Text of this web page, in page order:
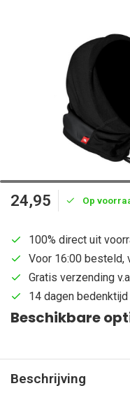
24,95 Op
100% direct uit
Voor 16:00 besteld,
Gratis verzending
14 dagen bedenktijd
Beschikbare
Beschrijving